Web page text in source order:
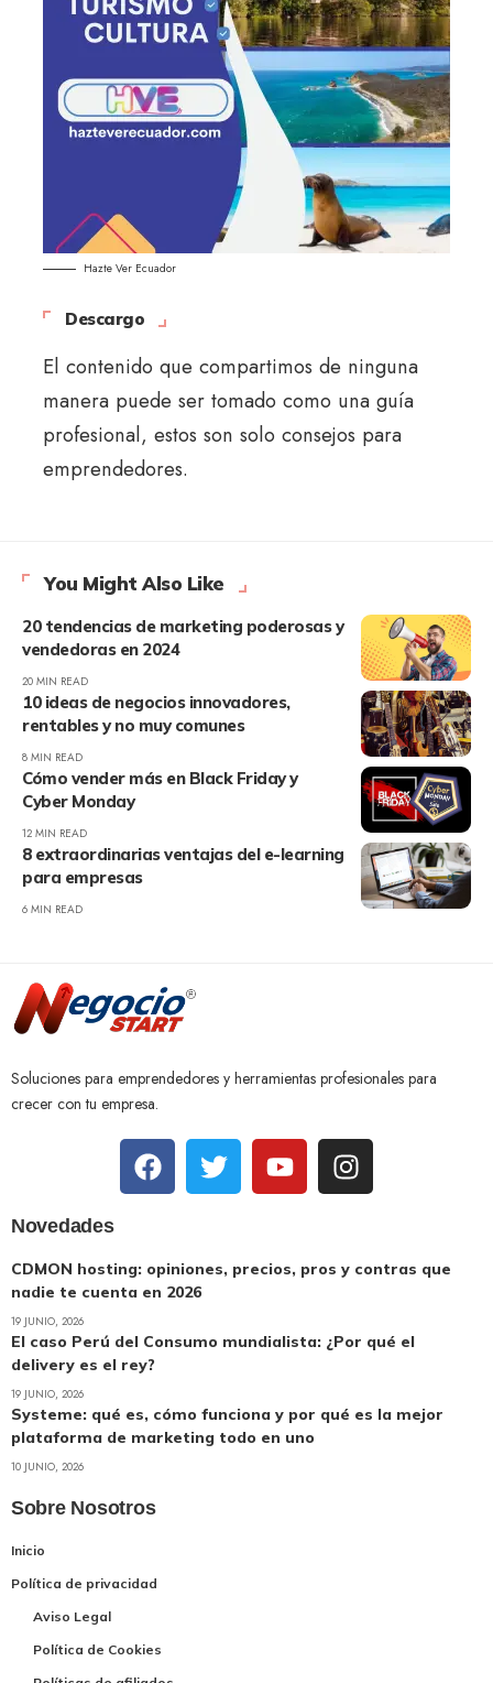
Hazte Ver Ecuador
Descargo
El contenido que compartimos de ninguna
manera puede ser tomado como una guía
profesional, estos son solo consejos para
emprendedores.
You Might Also Like
20 tendencias de marketing poderosas y
vendedoras en 2024
20 MIN READ
10 ideas de negocios innovadores,
rentables y no muy comunes
8 MIN READ
Cómo vender más en Black Friday y
Cyber Monday
12 MIN READ
8 extraordinarias ventajas del e-learning
para empresas
6 MIN READ
Soluciones para emprendedores y herramientas profesionales para
crecer con tu empresa.
Novedades
CDMON hosting: opiniones, precios, pros y contras que
nadie te cuenta en 2026
19 JUNIO, 2026
El caso Perú del Consumo mundialista: ¿Por qué el
delivery es el rey?
19 JUNIO, 2026
Systeme: qué es, cómo funciona y por qué es la mejor
plataforma de marketing todo en uno
10 JUNIO, 2026
Sobre Nosotros
Inicio
Política de privacidad
Aviso Legal
Política de Cookies